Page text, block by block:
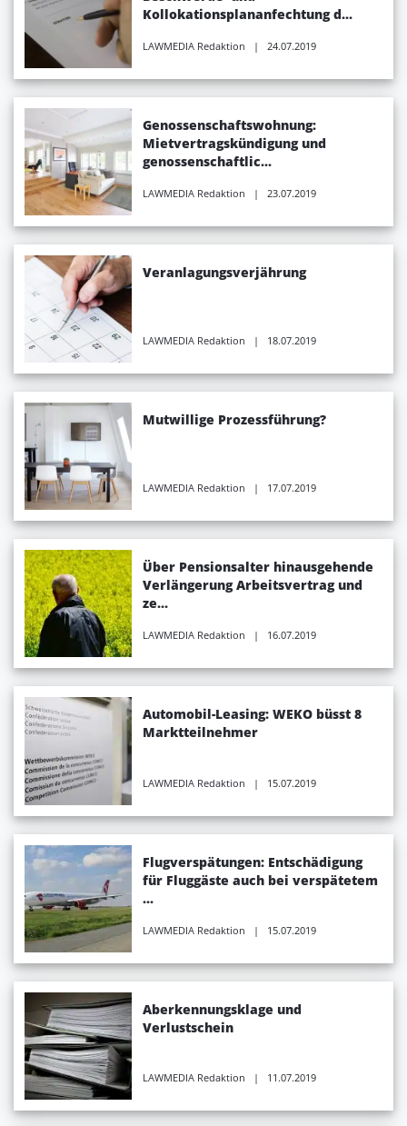
Kollokationsplananfechtung d...
LAWMEDIA Redaktion | 24.07.2019
Genossenschaftswohnung:
Mietvertragskündigung und
genossenschaftlic...
LAWMEDIA Redaktion | 23.07.2019
Veranlagungsverjährung
LAWMEDIA Redaktion | 18.07.2019
Mutwillige Prozessführung?
LAWMEDIA Redaktion | 17.07.2019
Über Pensionsalter hinausgehende
Verlängerung Arbeitsvertrag und
ze...
LAWMEDIA Redaktion | 16.07.2019
Automobil-Leasing: WEKO büsst 8
Marktteilnehmer
LAWMEDIA Redaktion | 15.07.2019
Flugverspätungen: Entschädigung
für Fluggäste auch bei verspätetem
...
LAWMEDIA Redaktion | 15.07.2019
Aberkennungsklage und
Verlustschein
LAWMEDIA Redaktion | 11.07.2019